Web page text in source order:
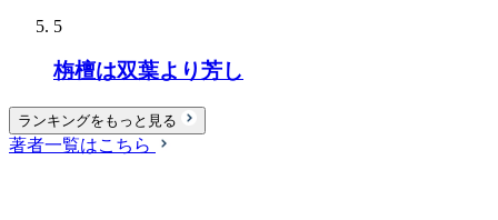
5
栴檀は双葉より芳し
ランキングをもっと見る
著者一覧はこちら